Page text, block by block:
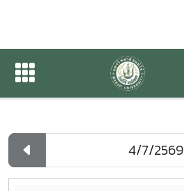
ปฏิทินกิจกรรมของ
ปฏิทินกิจกรรมของหน่วยงาน